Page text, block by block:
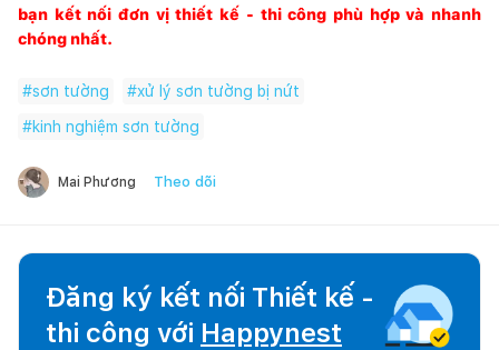
bạn kết nối đơn vị thiết kế - thi công phù hợp và nhanh
chóng nhất.
#sơn tường #xử lý sơn tường bị nứt
#kinh nghiệm sơn tường
Mai Phương Theo dõi
Đăng ký kết nối Thiết kế -
thi công với Happynest